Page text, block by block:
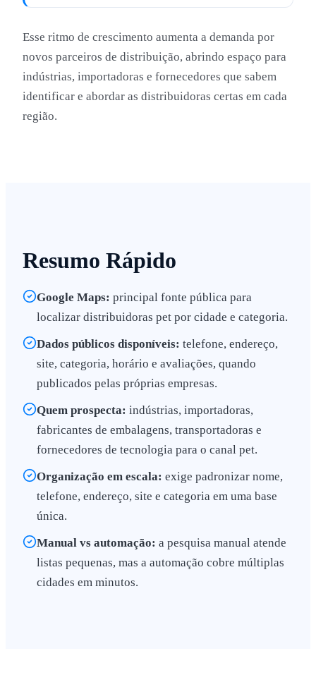
Esse ritmo de crescimento aumenta a demanda por
novos parceiros de distribuição, abrindo espaço para
indústrias, importadoras e fornecedores que sabem
identificar e abordar as distribuidoras certas em cada
região.
Resumo Rápido
Google Maps: principal fonte pública para
localizar distribuidoras pet por cidade e categoria.
Dados públicos disponíveis: telefone, endereço,
site, categoria, horário e avaliações, quando
publicados pelas próprias empresas.
Quem prospecta: indústrias, importadoras,
fabricantes de embalagens, transportadoras e
fornecedores de tecnologia para o canal pet.
Organização em escala: exige padronizar nome,
telefone, endereço, site e categoria em uma base
única.
Manual vs automação: a pesquisa manual atende
listas pequenas, mas a automação cobre múltiplas
cidades em minutos.